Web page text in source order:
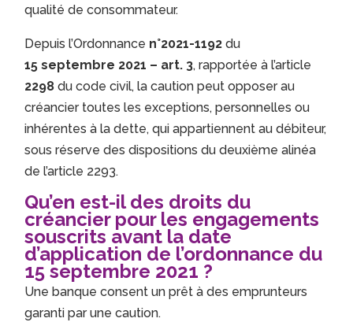
qualité de consommateur.
Depuis l’Ordonnance n°2021-1192 du
15 septembre 2021 – art. 3, rapportée à l’article
2298 du code civil, la caution peut opposer au
créancier toutes les exceptions, personnelles ou
inhérentes à la dette, qui appartiennent au débiteur,
sous réserve des dispositions du deuxième alinéa
de l’article 2293.
Qu’en est-il des droits du
créancier pour les engagements
souscrits avant la date
d’application de l’ordonnance du
15 septembre 2021 ?
Une banque consent un prêt à des emprunteurs
garanti par une caution.